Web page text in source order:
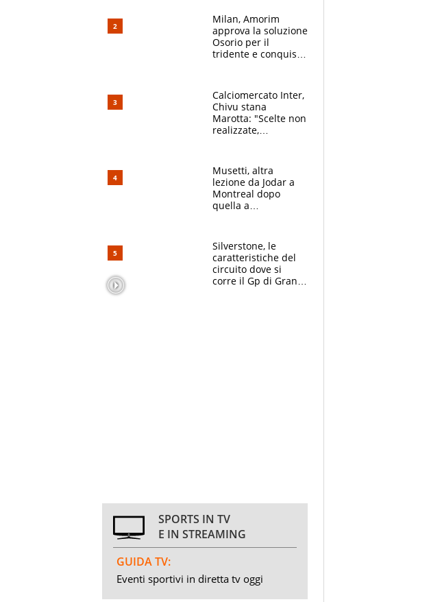
Milan, Amorim
approva la soluzione
Osorio per il
tridente e conquista
Allegri
Calciomercato Inter,
Chivu stana
Marotta: "Scelte non
realizzate,
squadra"
Musetti, altra
lezione da Jodar a
Montreal dopo
quella a
tutto"
Silverstone, le
caratteristiche del
circuito dove si
corre il Gp di Gran
SPORTS IN TV
E IN STREAMING
GUIDA TV:
Eventi sportivi in diretta tv oggi